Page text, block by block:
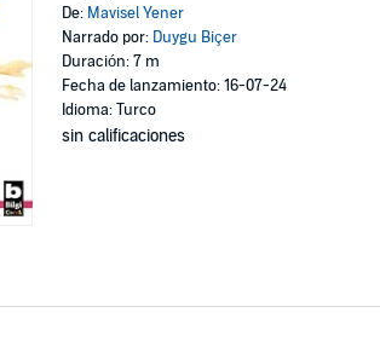
De: Mavisel Yener
Narrado por: Duygu Biçer
Duración: 7 m
Fecha de lanzamiento: 16-07-24
Idioma: Turco
sin calificaciones